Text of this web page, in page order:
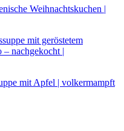
Weihnachtskuchen |
mit geröstetem
nachgekocht |
mit Apfel | volkermampft